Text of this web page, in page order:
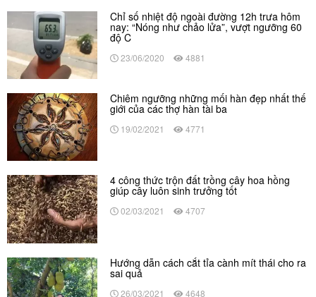
Chỉ số nhiệt độ ngoài đường 12h trưa hôm
nay: “Nóng như chảo lửa”, vượt ngưỡng 60
độ C
23/06/2020 4881
Chiêm ngưỡng những mối hàn đẹp nhất thế
giới của các thợ hàn tài ba
19/02/2021 4771
4 công thức trộn đất trồng cây hoa hồng
giúp cây luôn sinh trưởng tốt
02/03/2021 4707
Hướng dẫn cách cắt tỉa cành mít thái cho ra
sai quả
26/03/2021 4648